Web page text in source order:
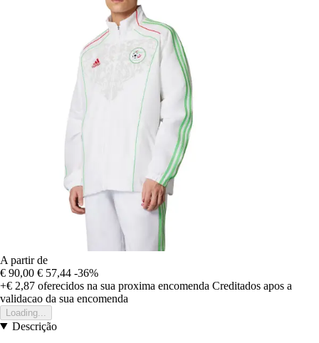
A partir de
€ 90,00 € 57,44 -36%
+€ 2,87 oferecidos na sua proxima encomenda Creditados apos a
validacao da sua encomenda
Loading...
Descrição